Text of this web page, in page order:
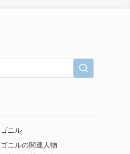
ニル
ニルの関連人物